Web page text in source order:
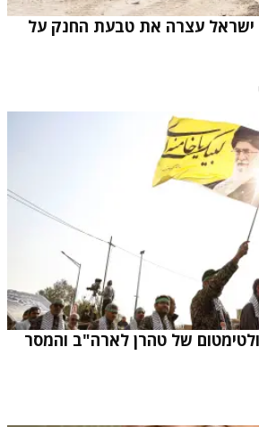
ישראל עצרה את טבעת החנק על
של טהרן לארה"ב והמסר